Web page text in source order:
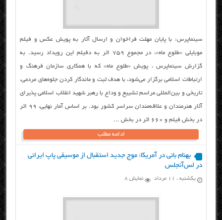
سینماپرس: با پایان مهلت فراخوان و ارسال آثار به پویش عکس و فیلم
موبایلی «طلوع ماه»، در مجموع ۷۵۹ اثر به دفیلم این رویداد رسید. به
گزارش سینماپرس ، پویش «طلوع ماه» که با همکاری سازمان فرهنگ و
ارتباطات اسلامی برگزار می‌شود، با هدف ثبت و ماندگار کردن جلوه‌های مردمی،
تاریخی و بین‌المللی مراسم تشییع و وداع با رهبر شهید انقلاب اسلامی پذیرای
آثار هنرمندان و علاقه‌مندان سراسر کشور بود. بر اساس آمار نهایی، ۹۹ اثر
در بخش فیلم و ۶۶۰ اثر در بخش ...
ادامه مطلب
بهنام بانی در آمریکا: موج جدید استقبال از موسیقی پاپ ایرانی
در لس‌آنجلس
یکشنبه ، ۱۱ مرداد نمایش 8